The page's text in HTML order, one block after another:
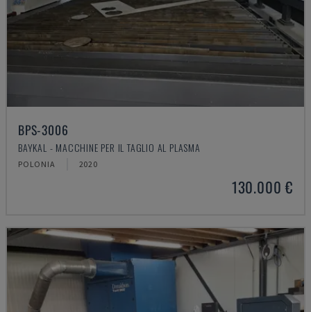
BPS-3006
BAYKAL - MACCHINE PER IL TAGLIO AL PLASMA
POLONIA 2020
130.000 €